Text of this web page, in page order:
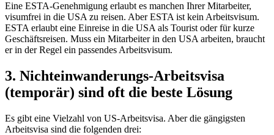
Eine ESTA-Genehmigung erlaubt es manchen Ihrer Mitarbeiter,
visumfrei in die USA zu reisen. Aber ESTA ist kein Arbeitsvisum.
ESTA erlaubt eine Einreise in die USA als Tourist oder für kurze
Geschäftsreisen. Muss ein Mitarbeiter in den USA arbeiten, braucht
er in der Regel ein passendes Arbeitsvisum.
3. Nichteinwanderungs-Arbeitsvisa
(temporär) sind oft die beste Lösung
Es gibt eine Vielzahl von US-Arbeitsvisa. Aber die gängigsten
Arbeitsvisa sind die folgenden drei: